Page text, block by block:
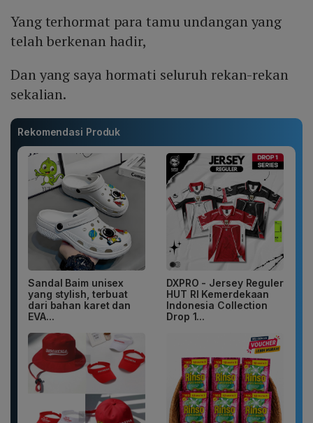
Yang terhormat para tamu undangan yang
telah berkenan hadir,
Dan yang saya hormati seluruh rekan-rekan
sekalian.
Rekomendasi Produk
Sandal Baim unisex
yang stylish, terbuat
dari bahan karet dan
EVA...
DXPRO - Jersey Reguler
HUT RI Kemerdekaan
Indonesia Collection
Drop 1...